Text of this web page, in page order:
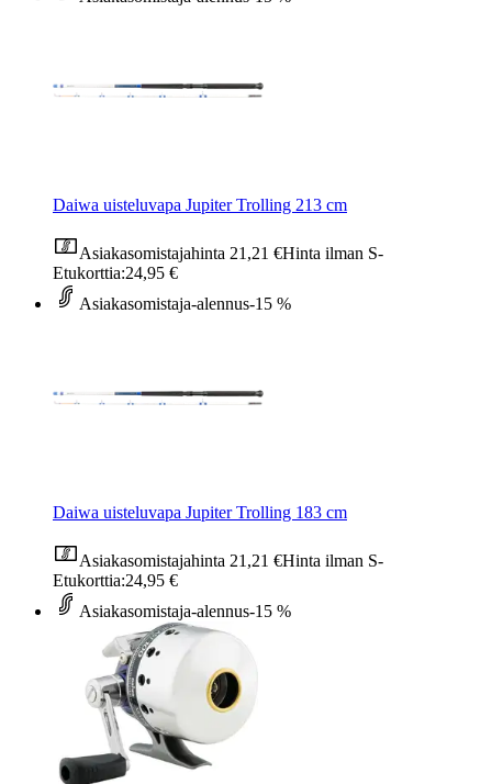
Daiwa uisteluvapa Jupiter Trolling 213 cm
Asiakasomistajahinta 21,21 €Hinta ilman S-
Etukorttia:24,95 €
Asiakasomistaja-alennus-15 %
Daiwa uisteluvapa Jupiter Trolling 183 cm
Asiakasomistajahinta 21,21 €Hinta ilman S-
Etukorttia:24,95 €
Asiakasomistaja-alennus-15 %